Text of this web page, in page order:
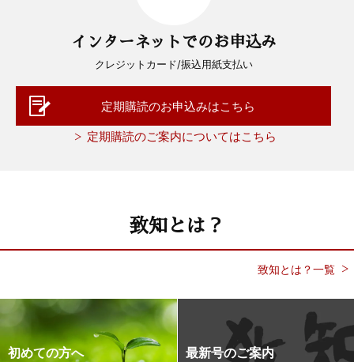
インターネットでのお申込み
クレジットカード/振込用紙支払い
定期購読のお申込みはこちら
定期購読のご案内についてはこちら
致知とは？
致知とは？一覧
初めての方へ 最新号のご案内